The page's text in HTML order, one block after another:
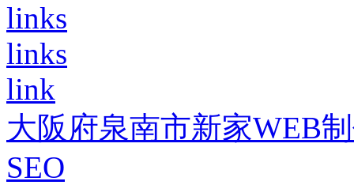
links
links
link
大阪府泉南市新家WEB
SEO